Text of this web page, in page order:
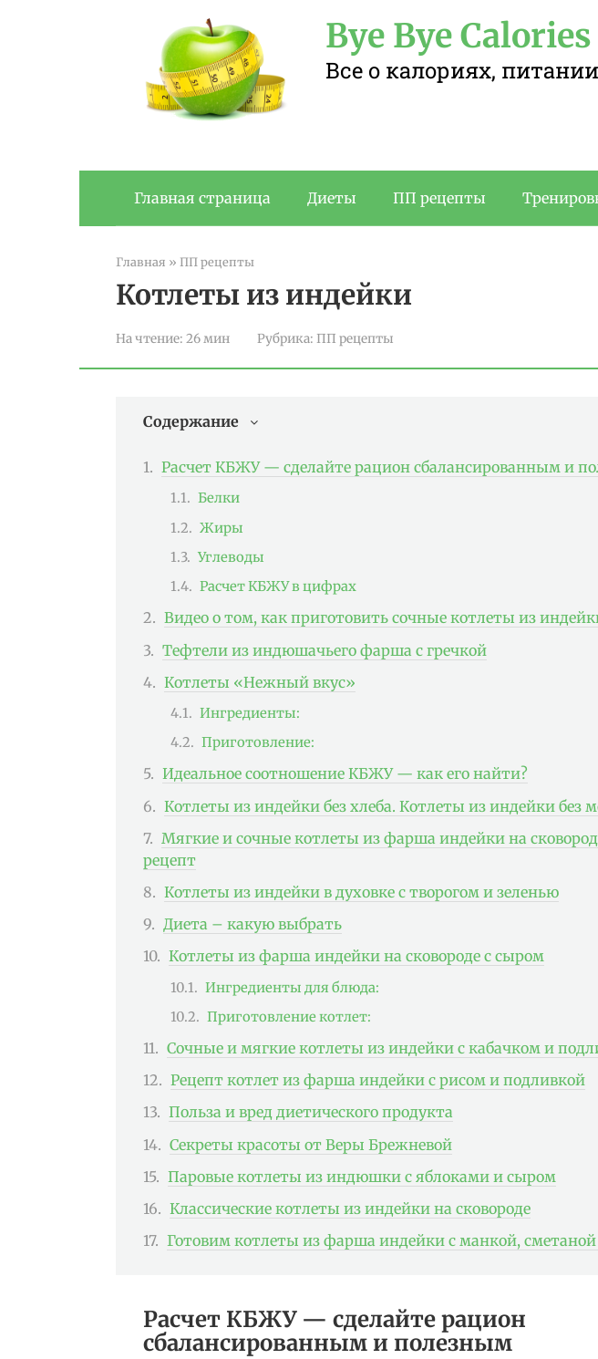
Bye Bye Calories
Все о калориях,
Главная страница Диеты ПП рецепты
Главная » ПП рецепты
Котлеты из индейки
На чтение: 26 мин Рубрика: ПП рецепты
Содержание
Расчет КБЖУ — сделайте рацион сбалансированным и
Белки
Жиры
Углеводы
Расчет КБЖУ в цифрах
Видео о том, как приготовить сочные котлеты из
Тефтели из индюшачьего фарша с гречкой
Котлеты «Нежный вкус»
Ингредиенты:
Приготовление:
Идеальное соотношение КБЖУ — как его найти?
Котлеты из индейки без хлеба. Котлеты из индейки без
Мягкие и сочные котлеты из фарша индейки на
рецепт
Котлеты из индейки в духовке с творогом и зеленью
Диета – какую выбрать
Котлеты из фарша индейки на сковороде с сыром
Ингредиенты для блюда:
Приготовление котлет:
Сочные и мягкие котлеты из индейки с кабачком и
Рецепт котлет из фарша индейки с рисом и подливкой
Польза и вред диетического продукта
Секреты красоты от Веры Брежневой
Паровые котлеты из индюшки с яблоками и сыром
Классические котлеты из индейки на сковороде
Готовим котлеты из фарша индейки с манкой,
Расчет КБЖУ — сделайте рацион
сбалансированным и полезным